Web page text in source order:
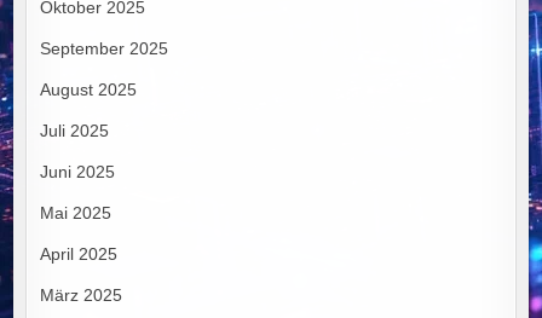
Oktober 2025
September 2025
August 2025
Juli 2025
Juni 2025
Mai 2025
April 2025
März 2025